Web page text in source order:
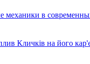
механики в
Кличків на його